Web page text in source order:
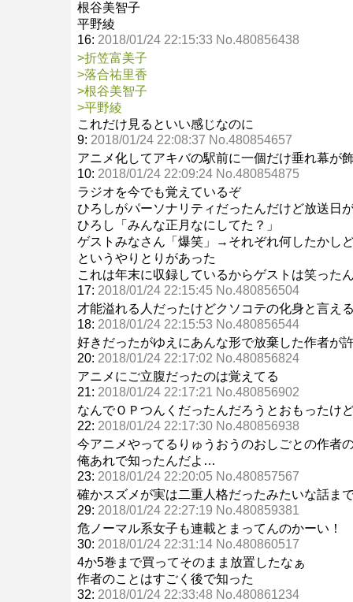
根谷美智子
平野綾
16: 2018/01/24 22:15:33 No.480856438
>折笠富美子
>落合祐里香
>根谷美智子
>平野綾
これだけ見るといい感じなのに
9: 2018/01/24 22:08:37 No.480854657
アニメ化してアキバの駅前に一個だけ垂れ幕が
10: 2018/01/24 22:09:24 No.480854875
ラジオを今でも覚えているぞ
ひろしがパーソナリティだったんだけど放送日
ひろし「みんな正月なにしてた？」
ゲストみなさん「爆笑」→それぞれ何したかし
というやりとりがあった
これは年末に収録しているからゲストは笑った
17: 2018/01/24 22:15:45 No.480856504
才能溢れる人だったけどクソコテの化身と言え
18: 2018/01/24 22:15:53 No.480856544
好きだったがゆえにあんな形で放棄した作者が
20: 2018/01/24 22:17:02 No.480856824
アニメにご立腹だったのは覚えてる
21: 2018/01/24 22:17:21 No.480856902
なんでＯＰつんくだったんだろうとおもったけ
22: 2018/01/24 22:17:30 No.480856938
今アニメやってるりゅうおうのおしごとの作者
俺あれで知ったんだよ…
23: 2018/01/24 22:20:05 No.480857567
確かスズメが実は二重人格だったみたいな話ま
29: 2018/01/24 22:27:19 No.480859381
危ノーマル系女子も連載とまってんのかーい！
30: 2018/01/24 22:31:14 No.480860517
4か5巻まで買ってそのまま放置したなぁ
作者のことはすごく後で知った
32: 2018/01/24 22:33:48 No.480861234